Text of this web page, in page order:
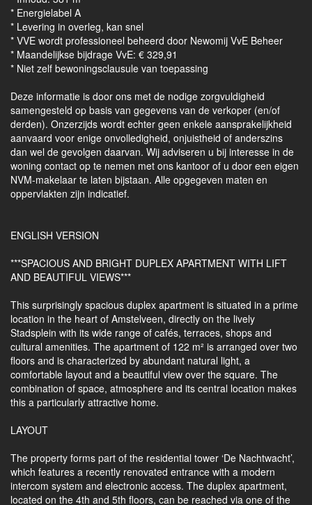
* Energielabel A
* Levering in overleg, kan snel
* VVE wordt professioneel beheerd door Newomij VvE Beheer
* Maandelijkse bijdrage VvE: € 329,91
* Niet zelf bewoningsclausule van toepassing
Deze informatie is door ons met de nodige zorgvuldigheid
samengesteld op basis van gegevens van de verkoper (en/of
derden). Onzerzijds wordt echter geen enkele aansprakelijkheid
aanvaard voor enige onvolledigheid, onjuistheid of anderszins
dan wel de gevolgen daarvan. Wij adviseren u bij interesse in de
woning contact op te nemen met ons kantoor of u door een eigen
NVM-makelaar te laten bijstaan. Alle opgegeven maten en
oppervlakten zijn indicatief.
ENGLISH VERSION
***SPACIOUS AND BRIGHT DUPLEX APARTMENT WITH LIFT
AND BEAUTIFUL VIEWS***
This surprisingly spacious duplex apartment is situated in a prime
location in the heart of Amstelveen, directly on the lively
Stadsplein with its wide range of cafés, terraces, shops and
cultural amenities. The apartment of 122 m² is arranged over two
floors and is characterized by abundant natural light, a
comfortable layout and a beautiful view over the square. The
combination of space, atmosphere and its central location makes
this a particularly attractive home.
LAYOUT
The property forms part of the residential tower ‘De Nachtwacht’,
which features a recently renovated entrance with a modern
intercom system and electronic access. The duplex apartment,
located on the 4th and 5th floors, can be reached via one of the